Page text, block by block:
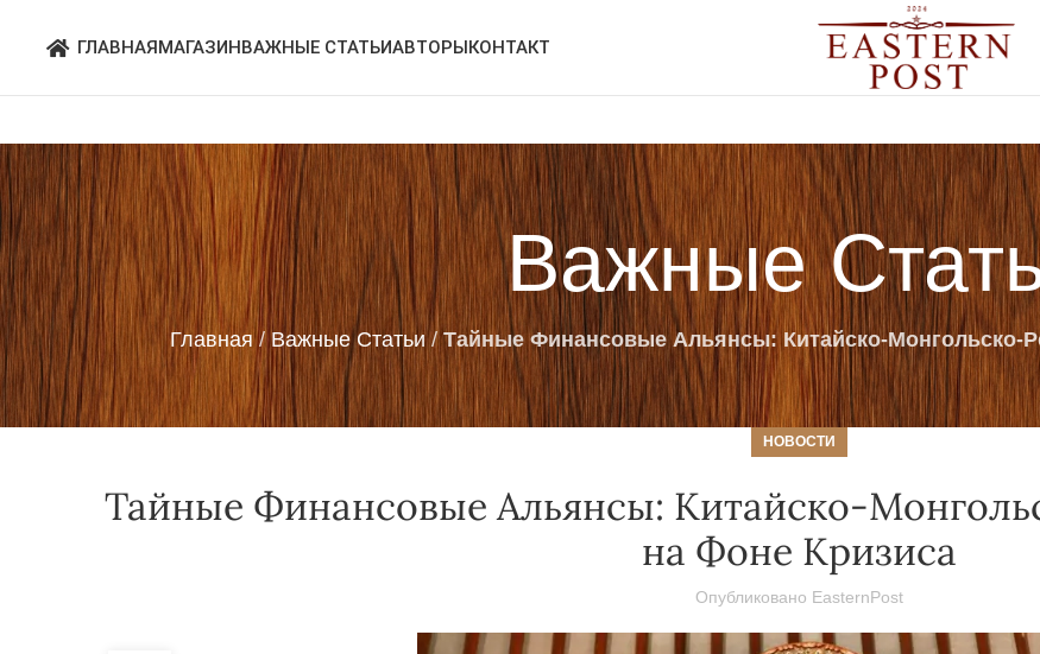
ГЛАВНАЯМАГАЗИНВАЖНЫЕ СТАТЬИАВТОРЫКОНТАКТ
Важные
Главная/ Важные Статьи/Тайные Финансовые Альянсы: Китайско-Монгольско-
НОВОСТИ
Тайные Финансовые Альянсы: Китайско-
на Фоне Кризиса
Опубликовано EasternPost